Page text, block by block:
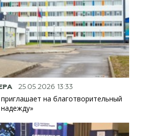
25.05.2026 13:33
на благотворительный